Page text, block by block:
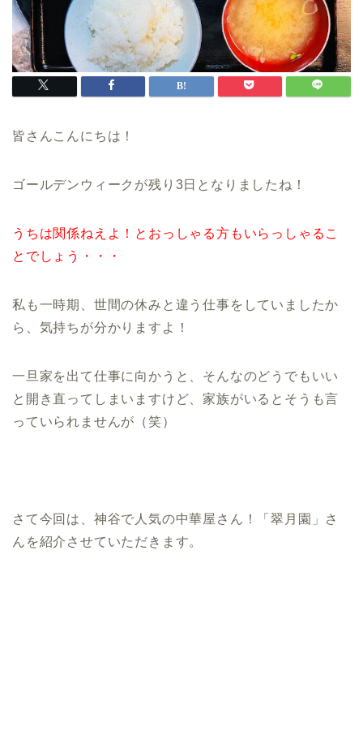
皆さんこんにちは！
ゴールデンウィークが残り3日となりましたね！
うちは関係ねえよ！とおっしゃる方もいらっしゃるこ
とでしょう・・・
私も一時期、世間の休みと違う仕事をしていましたか
ら、気持ちが分かりますよ！
一旦家を出て仕事に向かうと、そんなのどうでもいい
と開き直ってしまいますけど、家族がいるとそうも言
っていられませんが（笑）
さて今回は、神谷で人気の中華屋さん！「翠月園」さ
んを紹介させていただきます。